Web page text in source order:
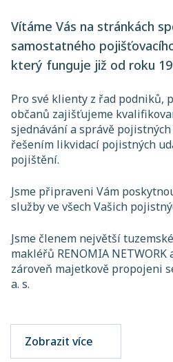
Vítáme Vás na stránkách
samostatného
který funguje již od roku
Pro své klienty z řad podniků,
občanů zajišťujeme
sjednávání a správě
řešením likvidací pojistných
pojištění.
Jsme připraveni Vám
služby ve všech Vašich
Jsme členem největší
makléřů RENOMIA NETWORK
zároveň majetkově propojeni
a. s.
Zobrazit více